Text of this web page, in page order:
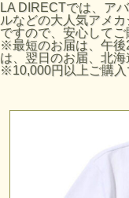
LA DIRECTでは、ア
ルなどの大人気アメ
ですので、安心してご
※最短のお届は、午後
は、翌日のお届、北海
※10,000円以上ご購入